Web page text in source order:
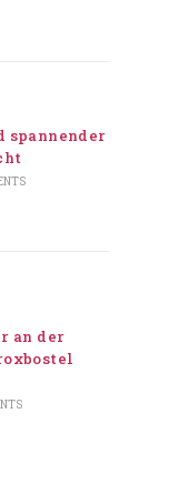
spannender
an der